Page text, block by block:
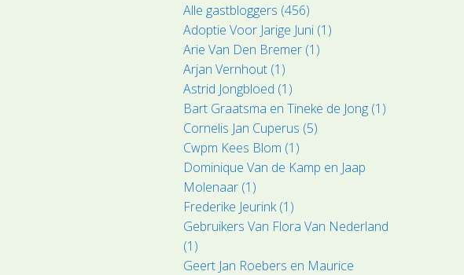
Alle gastbloggers (456)
Adoptie Voor Jarige Juni (1)
Arie Van Den Bremer (1)
Arjan Vernhout (1)
Astrid Jongbloed (1)
Bart Graatsma en Tineke de Jong (1)
Cornelis Jan Cuperus (5)
Cwpm Kees Blom (1)
Dominique Van de Kamp en Jaap
Molenaar (1)
Frederike Jeurink (1)
Gebruikers Van Flora Van Nederland
(1)
Geert Jan Roebers en Maurice